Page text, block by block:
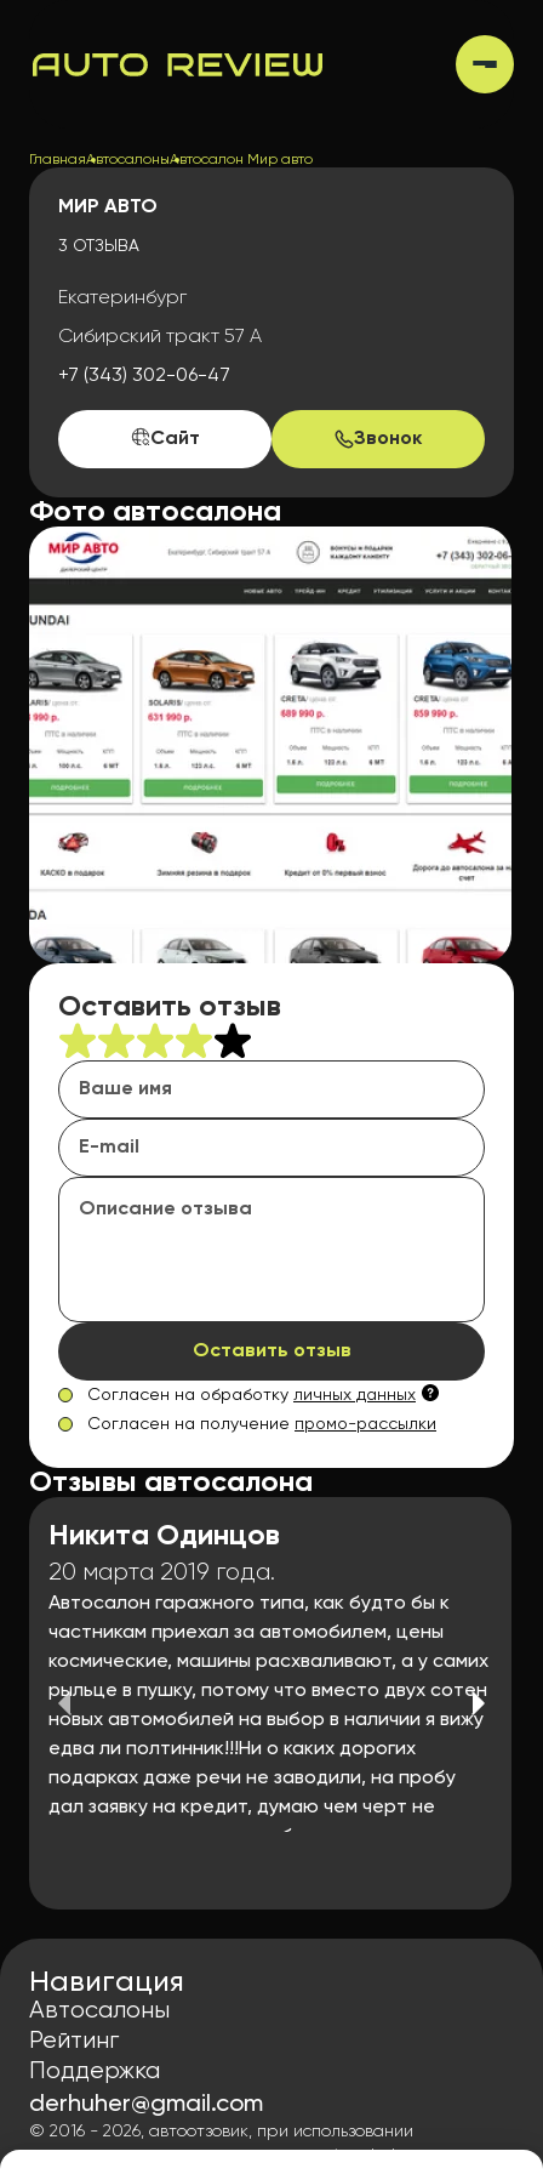
ГлавнаяАвтосалоныАвтосалон Мир авто
МИР АВТО
3 ОТЗЫВА
Екатеринбург
Сибирский тракт 57 А
+7 (343) 302-06-47
Сайт Звонок
Фото автосалона
Оставить отзыв
Оставить отзыв
Согласен на обработку личных данных
Согласен на получение промо-рассылки
Отзывы автосалона
Никита Одинцов
20 марта 2019 года.
Автосалон гаражного типа, как будто бы к
частникам приехал за автомобилем, цены
космические, машины расхваливают, а у самих
рыльце в пушку, потому что вместо двух сотен
новых автомобилей на выбор в наличии я вижу
едва ли полтинник!!!Ни о каких дорогих
подарках даже речи не заводили, на пробу
дал заявку на кредит, думаю чем черт не
шутит может реально выбьют мне кредит до
исчерпал лимит ошибок приехав к ним.
Навигация
Автосалоны
Рейтинг
Поддержка
derhuher@gmail.com
© 2016 - 2026, автоотзовик, при использовании